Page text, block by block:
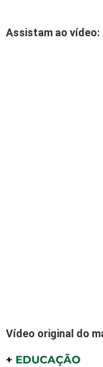
Assistam ao vídeo:
Vídeo original do
+ EDUCAÇÃO